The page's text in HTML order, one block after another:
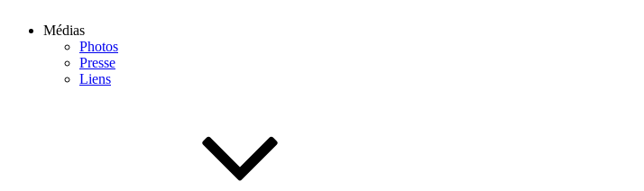
Médias
Photos
Presse
Liens